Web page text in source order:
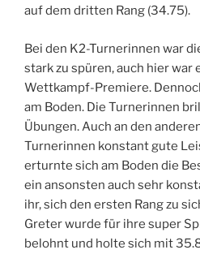
auf dem dritten Rang (34.75).
Bei den K2-Turnerinnen war
stark zu spüren, auch hier war
Wettkampf-Premiere.
am Boden. Die Turnerinnen
Übungen. Auch an den
Turnerinnen konstant gute
erturnte sich am Boden die
ein ansonsten auch sehr
ihr, sich den ersten Rang zu
Greter wurde für ihre super
belohnt und holte sich mit